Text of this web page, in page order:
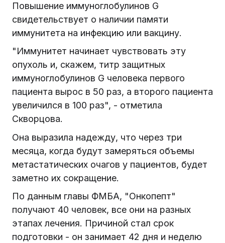
Повышение иммуноглобулинов G
свидетельствует о наличии памяти
иммунитета на инфекцию или вакцину.
"Иммунитет начинает чувствовать эту
опухоль и, скажем, титр защитных
иммуноглобулинов G человека первого
пациента вырос в 50 раз, а второго пациента
увеличился в 100 раз", - отметила
Скворцова.
Она выразила надежду, что через три
месяца, когда будут замеряться объемы
метастатических очагов у пациентов, будет
заметно их сокращение.
По данным главы ФМБА, "Онкопепт"
получают 40 человек, все они на разных
этапах лечения. Причиной стал срок
подготовки - он занимает 42 дня и неделю